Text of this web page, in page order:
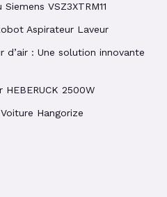
VSZ3XTRM11
Aspirateur Laveur
d’air : Une solution innovante
2500W
Hangorize